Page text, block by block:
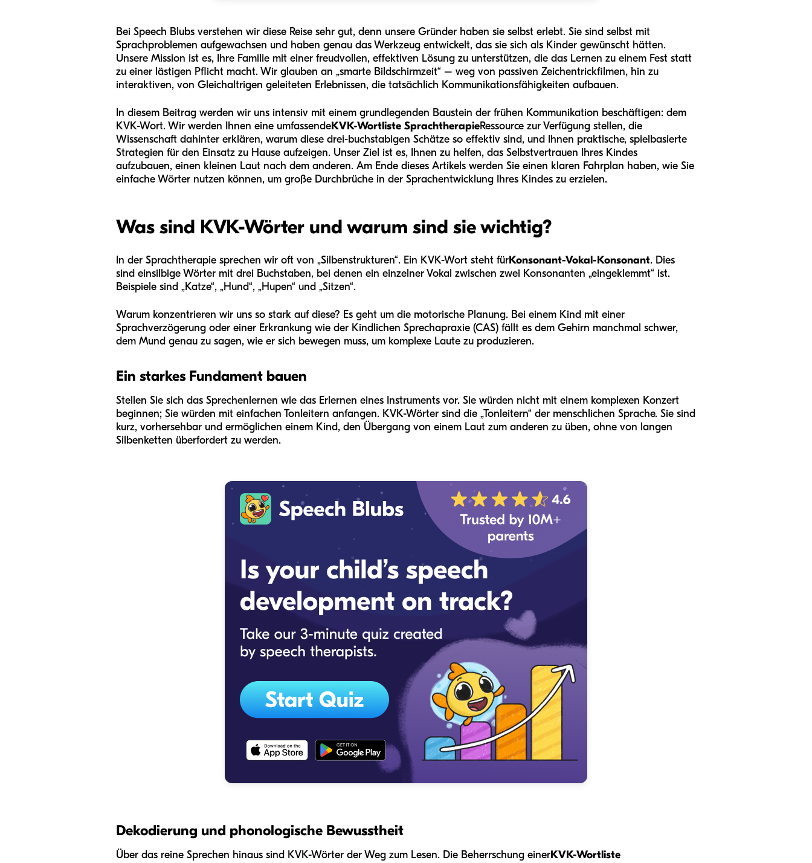
Bei Speech Blubs verstehen wir diese Reise sehr gut, denn unsere Gründer haben sie selbst erlebt. Sie sind selbst mit
Sprachproblemen aufgewachsen und haben genau das Werkzeug entwickelt, das sie sich als Kinder gewünscht hätten.
Unsere Mission ist es, Ihre Familie mit einer freudvollen, effektiven Lösung zu unterstützen, die das Lernen zu einem Fest statt
zu einer lästigen Pflicht macht. Wir glauben an „smarte Bildschirmzeit“ – weg von passiven Zeichentrickfilmen, hin zu
interaktiven, von Gleichaltrigen geleiteten Erlebnissen, die tatsächlich Kommunikationsfähigkeiten aufbauen.
In diesem Beitrag werden wir uns intensiv mit einem grundlegenden Baustein der frühen Kommunikation beschäftigen: dem
KVK-Wort. Wir werden Ihnen eine umfassendeKVK-Wortliste SprachtherapieRessource zur Verfügung stellen, die
Wissenschaft dahinter erklären, warum diese drei-buchstabigen Schätze so effektiv sind, und Ihnen praktische, spielbasierte
Strategien für den Einsatz zu Hause aufzeigen. Unser Ziel ist es, Ihnen zu helfen, das Selbstvertrauen Ihres Kindes
aufzubauen, einen kleinen Laut nach dem anderen. Am Ende dieses Artikels werden Sie einen klaren Fahrplan haben, wie Sie
einfache Wörter nutzen können, um große Durchbrüche in der Sprachentwicklung Ihres Kindes zu erzielen.
Was sind KVK-Wörter und warum sind sie wichtig?
In der Sprachtherapie sprechen wir oft von „Silbenstrukturen“. Ein KVK-Wort steht fürKonsonant-Vokal-Konsonant. Dies
sind einsilbige Wörter mit drei Buchstaben, bei denen ein einzelner Vokal zwischen zwei Konsonanten „eingeklemmt“ ist.
Beispiele sind „Katze“, „Hund“, „Hupen“ und „Sitzen“.
Warum konzentrieren wir uns so stark auf diese? Es geht um die motorische Planung. Bei einem Kind mit einer
Sprachverzögerung oder einer Erkrankung wie der Kindlichen Sprechapraxie (CAS) fällt es dem Gehirn manchmal schwer,
dem Mund genau zu sagen, wie er sich bewegen muss, um komplexe Laute zu produzieren.
Ein starkes Fundament bauen
Stellen Sie sich das Sprechenlernen wie das Erlernen eines Instruments vor. Sie würden nicht mit einem komplexen Konzert
beginnen; Sie würden mit einfachen Tonleitern anfangen. KVK-Wörter sind die „Tonleitern“ der menschlichen Sprache. Sie sind
kurz, vorhersehbar und ermöglichen einem Kind, den Übergang von einem Laut zum anderen zu üben, ohne von langen
Silbenketten überfordert zu werden.
Dekodierung und phonologische Bewusstheit
Über das reine Sprechen hinaus sind KVK-Wörter der Weg zum Lesen. Die Beherrschung einerKVK-Wortliste